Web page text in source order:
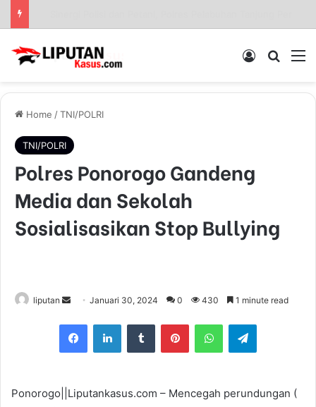
Log In
Home /TNI/POLRI
TNI/POLRI
Polres Ponorogo Gandeng
Media dan Sekolah
Sosialisasikan Stop Bullying
liputan
n
d
Januari 30, 2024 0 430 1 minute read
Ponorogo||Liputankasus.com – Mencegah perundungan (